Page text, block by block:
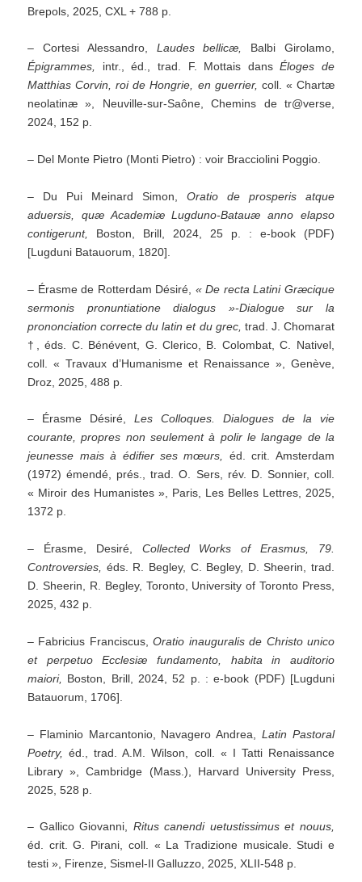
Brepols, 2025, CXL + 788 p.
– Cortesi Alessandro, Laudes bellicæ, Balbi Girolamo,
Épigrammes, intr., éd., trad. F. Mottais dansÉloges de
Matthias Corvin, roi de Hongrie, en guerrier, coll. « Chartæ
neolatinæ », Neuville-sur-Saône, Chemins de tr@verse,
2024, 152 p.
– Del Monte Pietro (Monti Pietro) : voir Bracciolini Poggio.
– Du Pui Meinard Simon, Oratio de prosperis atque
aduersis, quæ Academiæ Lugduno-Batauæ anno elapso
contigerunt,
Boston, Brill, 2024, 25 p. : e-book (PDF)
[Lugduni Batauorum, 1820].
– Érasme de Rotterdam Désiré, « De recta Latini Græcique
sermonis pronuntiatione dialogus »-Dialogue sur la
prononciation correcte du latin et du grec, trad. J. Chomarat
†, éds. C. Bénévent, G. Clerico, B. Colombat, C. Nativel,
coll. « Travaux d’Humanisme et Renaissance », Genève,
Droz, 2025, 488 p.
– Érasme Désiré,Les Colloques. Dialogues de la vie
courante, propres non seulement à polir le langage de la
jeunesse mais à édifier ses mœurs, éd. crit. Amsterdam
(1972) émendé, prés., trad. O. Sers, rév. D. Sonnier, coll.
« Miroir des Humanistes », Paris, Les Belles Lettres, 2025,
1372 p.
– Érasme, Desiré, Collected Works of Erasmus, 79.
Controversies, éds. R. Begley, C. Begley, D. Sheerin, trad.
D. Sheerin, R. Begley, Toronto, University of Toronto Press,
2025, 432 p.
– Fabricius Franciscus, Oratio inauguralis de Christo unico
et perpetuo Ecclesiæ fundamento, habita in auditorio
maiori, Boston, Brill, 2024, 52 p. : e-book (PDF) [Lugduni
Batauorum, 1706].
– Flaminio Marcantonio, Navagero Andrea,Latin Pastoral
Poetry, éd., trad. A.M. Wilson, coll. « I Tatti Renaissance
Library », Cambridge (Mass.), Harvard University Press,
2025, 528 p.
– Gallico Giovanni, Ritus canendi uetustissimus et nouus,
éd. crit. G. Pirani, coll. « La Tradizione musicale. Studi e
testi », Firenze, Sismel-Il Galluzzo, 2025, XLII-548 p.